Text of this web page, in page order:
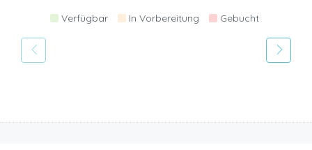
Verfügbar In Vorbereitung Gebucht